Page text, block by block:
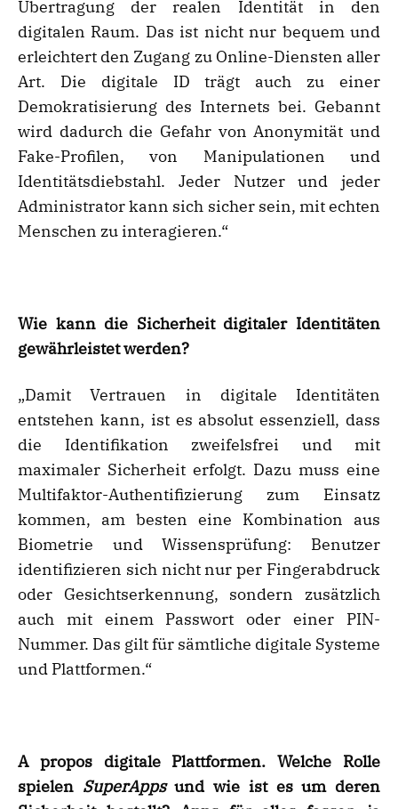
Übertragung der realen Identität in den
digitalen Raum. Das ist nicht nur bequem und
erleichtert den Zugang zu Online-Diensten aller
Art. Die digitale ID trägt auch zu einer
Demokratisierung des Internets bei. Gebannt
wird dadurch die Gefahr von Anonymität und
Fake-Profilen, von Manipulationen und
Identitätsdiebstahl. Jeder Nutzer und jeder
Administrator kann sich sicher sein, mit echten
Menschen zu interagieren.“
Wie kann die Sicherheit digitaler Identitäten
gewährleistet werden?
„Damit Vertrauen in digitale Identitäten
entstehen kann, ist es absolut essenziell, dass
die Identifikation zweifelsfrei und mit
maximaler Sicherheit erfolgt. Dazu muss eine
Multifaktor-Authentifizierung zum Einsatz
kommen, am besten eine Kombination aus
Biometrie und Wissensprüfung: Benutzer
identifizieren sich nicht nur per Fingerabdruck
oder Gesichtserkennung, sondern zusätzlich
auch mit einem Passwort oder einer PIN-
Nummer. Das gilt für sämtliche digitale Systeme
und Plattformen.“
A propos digitale Plattformen. Welche Rolle
spielen SuperAppsund wie ist es um deren